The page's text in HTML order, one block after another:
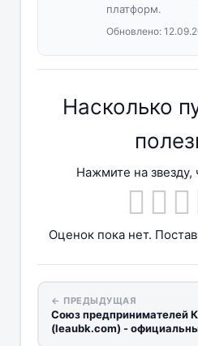
платформ.
Обновлено:
Насколько
Нажмите на звезду,
Оценок пока нет.
← ПРЕДЫДУЩАЯ
Союз предпринимателей
(leaubk.com) -